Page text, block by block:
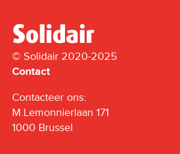
© Solidair 2020-2025
Contact
Contacteer ons:
M.Lemonnierlaan 171
1000 Brussel